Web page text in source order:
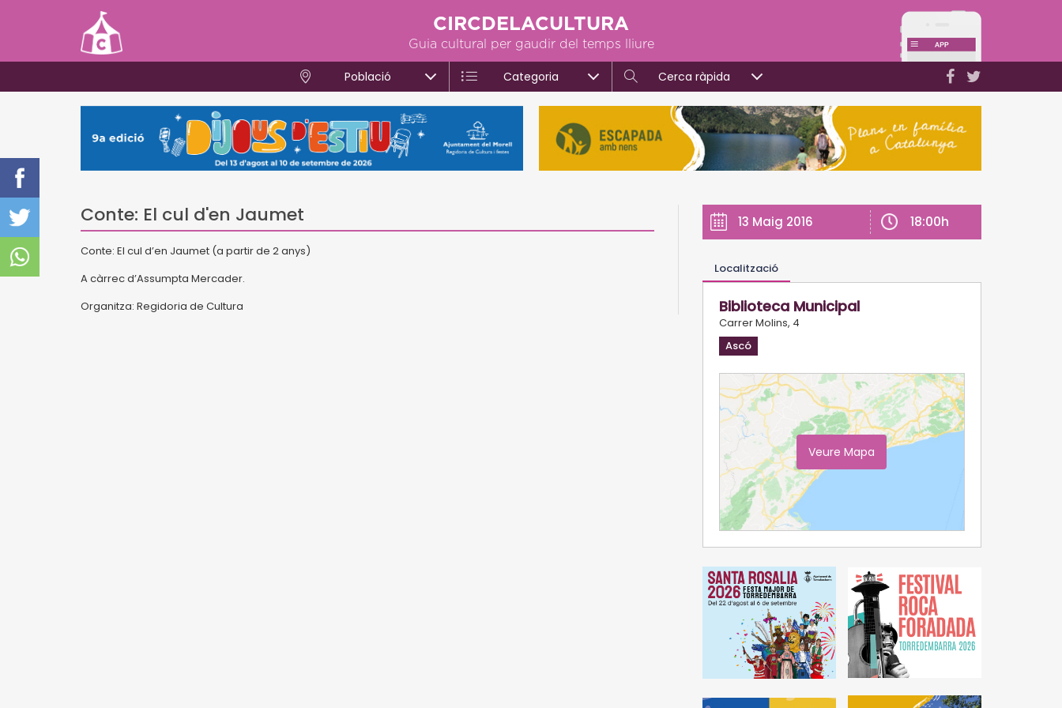
CIRCDELACULTURA
Guia cultural per gaudir del temps lliure
Població Categoria Cerca ràpida
Conte: El cul d'en Jaumet
Conte: El cul d’en Jaumet (a partir de 2 anys)
A càrrec d’Assumpta Mercader.
Organitza: Regidoria de Cultura
13 Maig 2016 18:00h
Localització
Biblioteca Municipal
Carrer Molins, 4
Ascó
Veure Mapa